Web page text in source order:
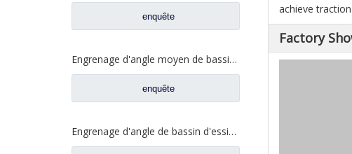
enquête
Engrenage d'angle moyen de bassin de pont pour les pièces de rechange WG7121320252 de camion de Sinotruk Steyr
enquête
Engrenage d'angle de bassin d'essieu arrière pour pièces de rechange de camion Sinotruk Steyr 199012320177
achieve
Factory